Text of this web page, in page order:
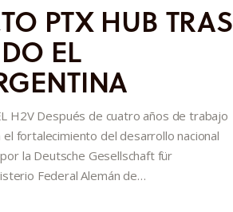
PTX HUB TRAS
EL
H2V Después de cuatro años de trabajo
fortalecimiento del desarrollo nacional
la Deutsche Gesellschaft für
Federal Alemán de…